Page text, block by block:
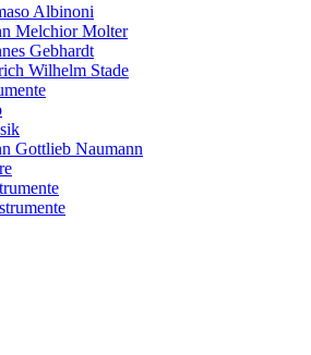
Albinoni
Melchior Molter
Gebhardt
Wilhelm Stade
Gottlieb Naumann